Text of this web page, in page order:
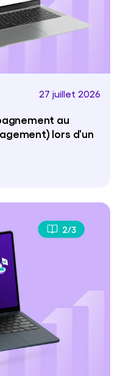
27 juillet 2026
au
lors d'un